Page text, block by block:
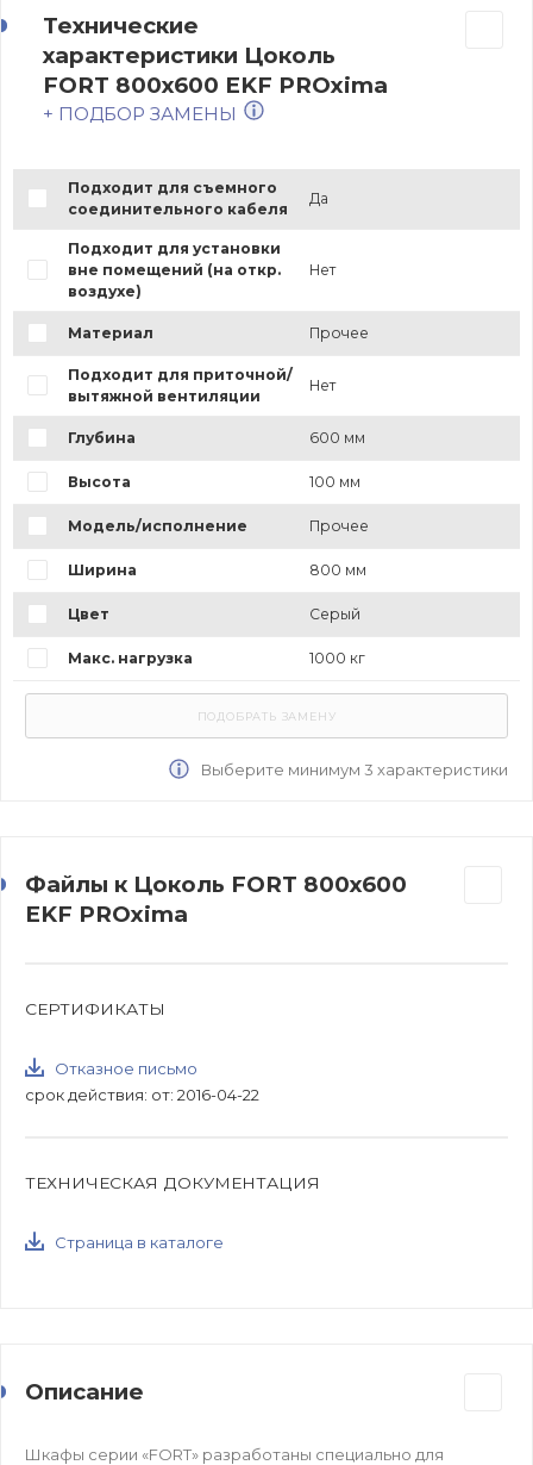
Технические
характеристики Цоколь
FORT 800х600 EKF PROxima
+ ПОДБОР ЗАМЕНЫ
Подходит для съемного
соединительного кабеля
Да
Подходит для установки
вне помещений (на откр.
воздухе)
Нет
Материал Прочее
Подходит для приточной/
вытяжной вентиляции
Нет
Глубина 600 мм
Высота 100 мм
Модель/исполнение Прочее
Ширина 800 мм
Цвет Серый
Макс. нагрузка 1000 кг
Выберите минимум 3 характеристики
Файлы к Цоколь FORT 800х600
EKF PROxima
СЕРТИФИКАТЫ
Отказное письмо
срок действия: от: 2016-04-22
ТЕХНИЧЕСКАЯ ДОКУМЕНТАЦИЯ
Страница в каталоге
Описание
Шкафы серии «FORT» разработаны специально для